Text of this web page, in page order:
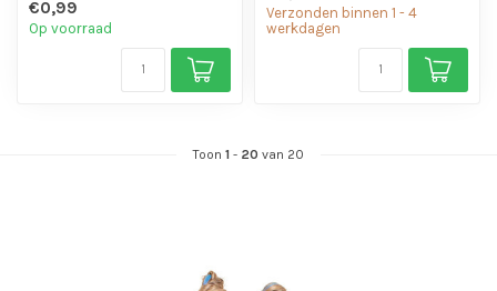
€0,99
Op voorraad
Verzonden binnen 1 - 4
werkdagen
Toon 1 - 20 van 20